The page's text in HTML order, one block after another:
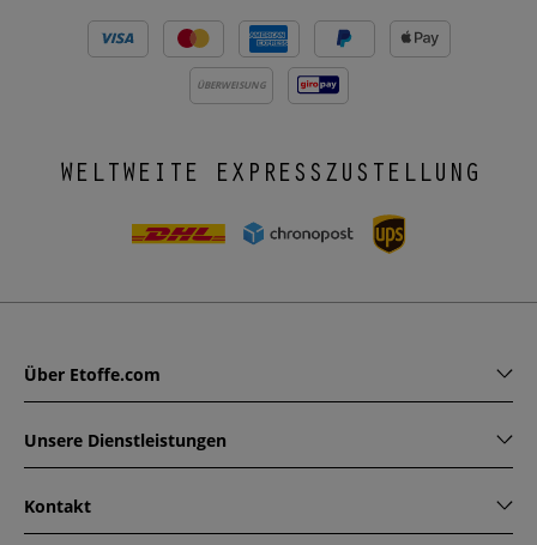
ÜBERWEISUNG
WELTWEITE EXPRESSZUSTELLUNG
Über Etoffe.com
Unsere Dienstleistungen
Kontakt